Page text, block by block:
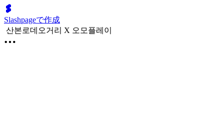
Slashpageで作成
산본로데오거리 X 오모플레이